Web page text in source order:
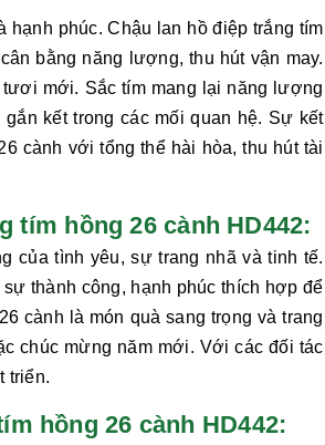
hạnh phúc. Chậu lan hồ điệp trắng tím
bằng năng lượng, thu hút vận may.
mới. Sắc tím mang lại năng lượng
kết trong các mối quan hệ. Sự kết
cành với tổng thể hài hòa, thu hút tài
tím hồng 26 cành HD442:
của tình yêu, sự trang nhã và tinh tế.
thành công, hạnh phúc thích hợp để
cành là món quà sang trọng và trang
chúc mừng năm mới. Với các đối tác
triển.
hồng 26 cành HD442: